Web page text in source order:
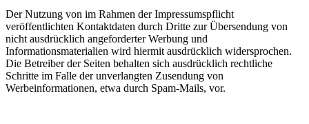
Der Nutzung von im Rahmen der Impressumspflicht
veröffentlichten Kontaktdaten durch Dritte zur Übersendung von
nicht ausdrücklich angeforderter Werbung und
Informationsmaterialien wird hiermit ausdrücklich widersprochen.
Die Betreiber der Seiten behalten sich ausdrücklich rechtliche
Schritte im Falle der unverlangten Zusendung von
Werbeinformationen, etwa durch Spam-Mails, vor.